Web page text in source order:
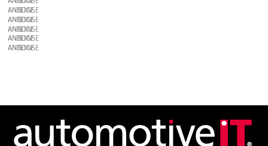
ANZEIGE
ANZEIGE
ANZEIGE
ANZEIGE
ANZEIGE